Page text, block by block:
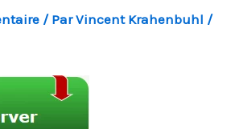
/ ParVincent Krahenbuhl /